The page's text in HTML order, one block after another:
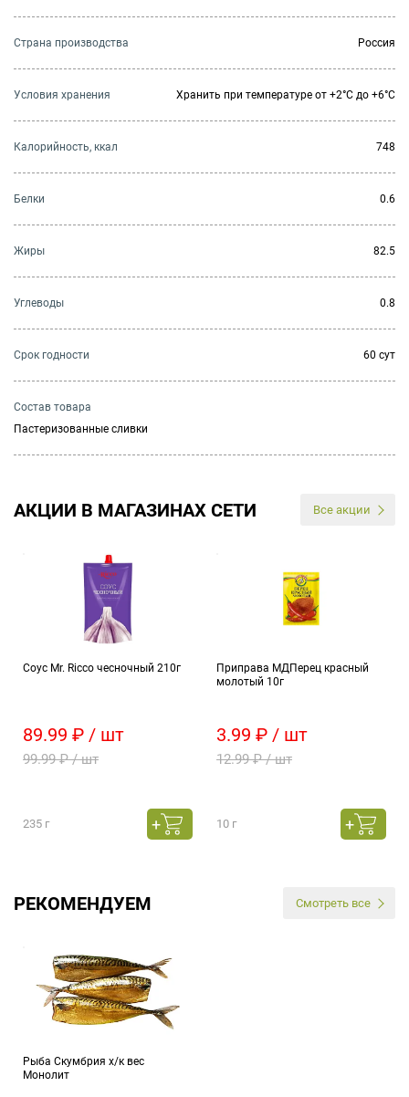
Страна производства Россия
Условия хранения Хранить при температуре от +2°С до +6°С
Калорийность, ккал 748
Белки 0.6
Жиры 82.5
Углеводы 0.8
Cрок годности 60 сут
Состав товара
Пастеризованные сливки
АКЦИИ В МАГАЗИНАХ СЕТИ Все акции
Соус Mr. Ricco чесночный 210г
89.99 ₽ / шт
99.99 ₽ / шт
235 г
Приправа МДПерец красный
молотый 10г
3.99 ₽ / шт
12.99 ₽ / шт
10 г
РЕКОМЕНДУЕМ Смотреть все
Рыба Скумбрия х/к вес
Монолит